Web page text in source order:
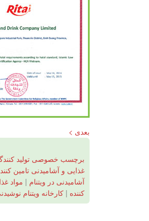
بعدی >
برچسب خصوصی تولید
غذایی و آشامیدنی تامین
آشامیدنی در ویتنام | مواد
کننده | کارخانه ویتنام